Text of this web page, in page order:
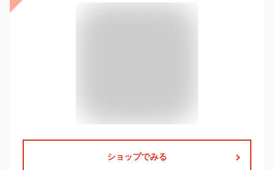
ショップでみる